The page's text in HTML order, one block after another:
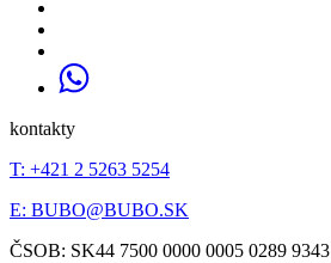
kontakty
T: +421 2 5263 5254
E: BUBO@BUBO.SK
ČSOB: SK44 7500 0000 0005 0289 9343